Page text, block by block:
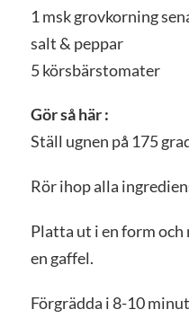
1 msk grovkorning
salt & peppar
5 körsbärstomater
Gör så här :
Ställ ugnen på 175
Rör ihop alla
Platta ut i en form
en gaffel.
Förgrädda i 8-10